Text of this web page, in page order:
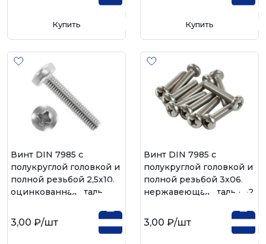
Купить Купить
Винт DIN 7985 с
полукруглой головкой и
полной резьбой 2,5х10,
оцинкованная сталь
3,00 ₽/шт
Винт DIN 7985 с
полукруглой головкой и
полной резьбой 3х06,
нержавеющая сталь А-2
3,00 ₽/шт